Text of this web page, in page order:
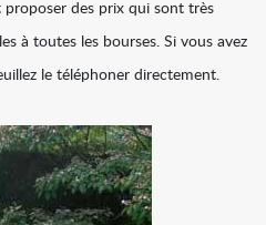
des prix qui sont très
à toutes les bourses. Si vous avez
le téléphoner directement.